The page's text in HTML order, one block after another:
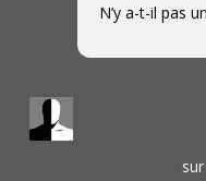
N’y a-t-il pas
sur